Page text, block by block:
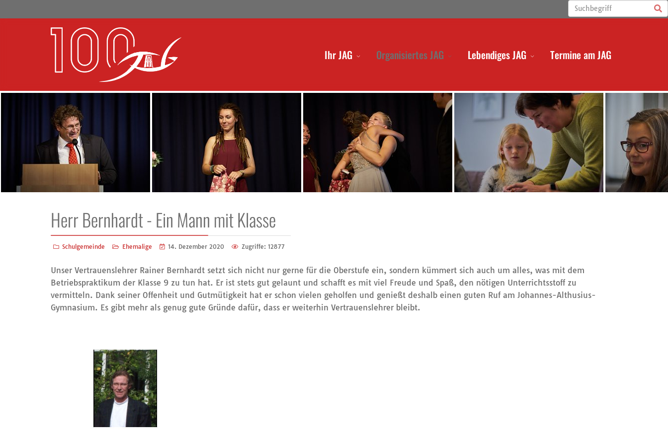
Ihr JAG Organisiertes JAG Lebendiges JAG Termine am JAG
Herr Bernhardt - Ein Mann mit Klasse
Schulgemeinde Ehemalige 14. Dezember 2020 Zugriffe: 12877
Unser Vertrauenslehrer Rainer Bernhardt setzt sich nicht nur gerne für die Oberstufe ein, sondern kümmert sich auch um alles, was mit dem
Betriebspraktikum der Klasse 9 zu tun hat. Er ist stets gut gelaunt und schafft es mit viel Freude und Spaß, den nötigen Unterrichtsstoff zu
vermitteln. Dank seiner Offenheit und Gutmütigkeit hat er schon vielen geholfen und genießt deshalb einen guten Ruf am Johannes-Althusius-
Gymnasium. Es gibt mehr als genug gute Gründe dafür, dass er weiterhin Vertrauenslehrer bleibt.